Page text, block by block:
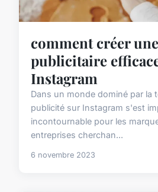
comment créer
publicitaire
Instagram
Dans un monde dominé par la
publicité sur Instagram s'est
incontournable pour les
entreprises cherchan...
6 novembre 2023